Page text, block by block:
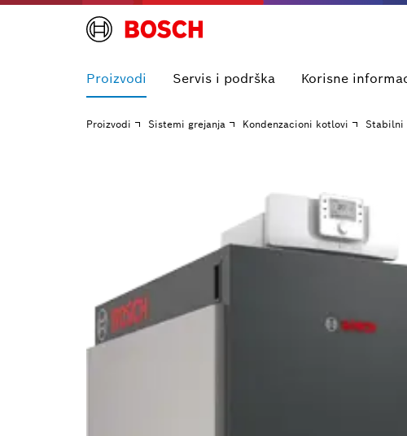
Proizvodi Servis i podrška Korisne
Proizvodi Sistemi grejanja Kondenzacioni kotlovi Stabilni